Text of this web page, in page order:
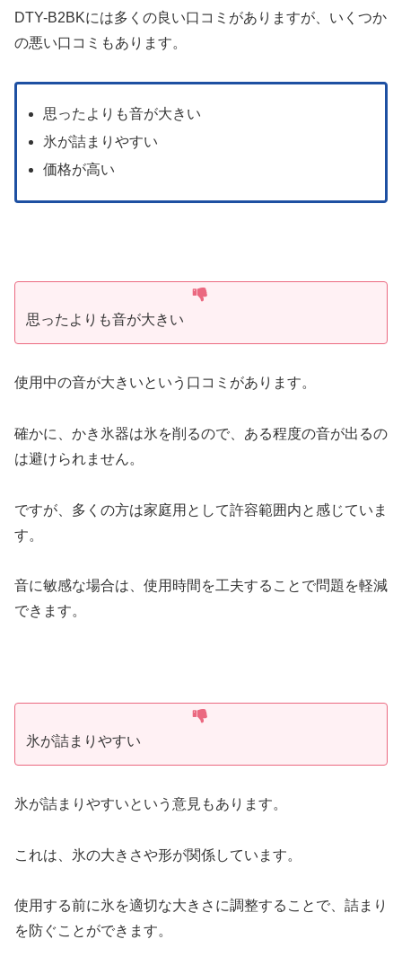
DTY-B2BKには多くの良い口コミがありますが、いくつか
の悪い口コミもあります。
思ったよりも音が大きい
氷が詰まりやすい
価格が高い
思ったよりも音が大きい
使用中の音が大きいという口コミがあります。
確かに、かき氷器は氷を削るので、ある程度の音が出るの
は避けられません。
ですが、多くの方は家庭用として許容範囲内と感じていま
す。
音に敏感な場合は、使用時間を工夫することで問題を軽減
できます。
氷が詰まりやすい
氷が詰まりやすいという意見もあります。
これは、氷の大きさや形が関係しています。
使用する前に氷を適切な大きさに調整することで、詰まり
を防ぐことができます。